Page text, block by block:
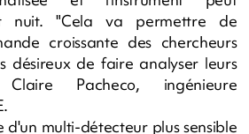
nuit. "Cela va permettre de
croissante des chercheurs
désireux de faire analyser leurs
Pacheco, ingénieure
d'un multi-détecteur plus sensible